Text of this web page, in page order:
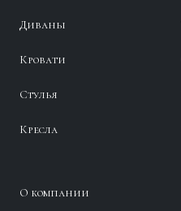
Диваны
Кровати
Стулья
Кресла
О компании